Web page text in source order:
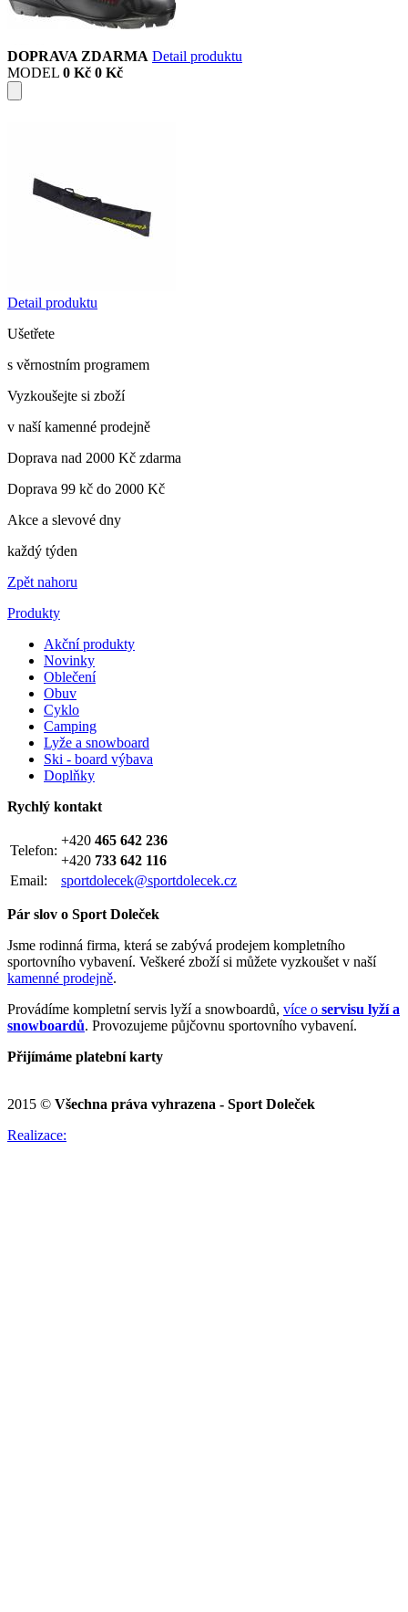
DOPRAVA ZDARMA Detail produktu
MODEL 0 Kč 0 Kč
Detail produktu
Ušetřete
s věrnostním programem
Vyzkoušejte si zboží
v naší kamenné prodejně
Doprava nad 2000 Kč zdarma
Doprava 99 kč do 2000 Kč
Akce a slevové dny
každý týden
Zpět nahoru
Produkty
Akční produkty
Novinky
Oblečení
Obuv
Cyklo
Camping
Lyže a snowboard
Ski - board výbava
Doplňky
Rychlý kontakt
Telefon:
+420 465 642 236
+420 733 642 116
Email:
sportdolecek@sportdolecek.cz
Pár slov o Sport Doleček
Jsme rodinná firma, která se zabývá prodejem kompletního
sportovního vybavení. Veškeré zboží si můžete vyzkoušet v naší
kamenné prodejně.
Provádíme kompletní servis lyží a snowboardů, více o servisu lyží a
snowboardů. Provozujeme půjčovnu sportovního vybavení.
Přijímáme platební karty
2015 © Všechna práva vyhrazena - Sport Doleček
Realizace: